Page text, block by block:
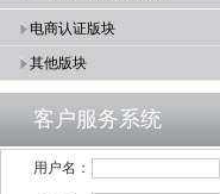
电商认证版块
其他版块
客户服务系统
用户名：